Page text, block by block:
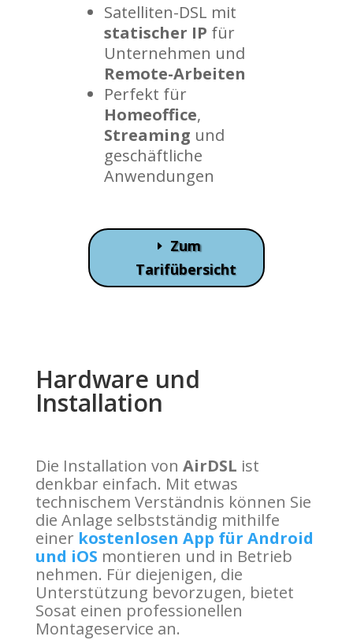
Satelliten-DSL mit
statischer IP für
Unternehmen und
Remote-Arbeiten
Perfekt für
Homeoffice,
Streaming und
geschäftliche
Anwendungen
Zum
Tarifübersicht
Hardware und
Installation
Die Installation von AirDSL ist
denkbar einfach. Mit etwas
technischem Verständnis können Sie
die Anlage selbstständig mithilfe
einer kostenlosen App für Android
und iOS montieren und in Betrieb
nehmen. Für diejenigen, die
Unterstützung bevorzugen, bietet
Sosat einen professionellen
Montageservice an.